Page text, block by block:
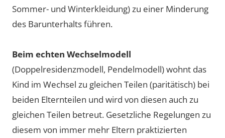
Sommer- und Winterkleidung) zu einer Minderung
des Barunterhalts führen.
Beim echten Wechselmodell
(Doppelresidenzmodell, Pendelmodell) wohnt das
Kind im Wechsel zu gleichen Teilen (paritätisch) bei
beiden Elternteilen und wird von diesen auch zu
gleichen Teilen betreut. Gesetzliche Regelungen zu
diesem von immer mehr Eltern praktizierten